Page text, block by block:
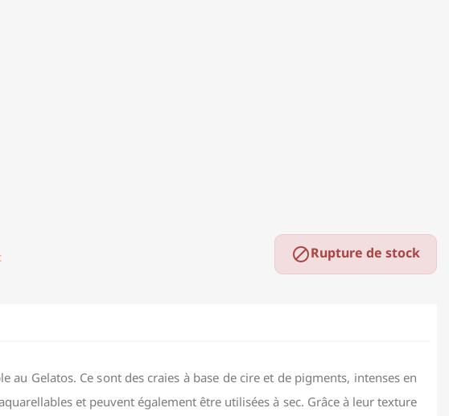
Rupture de stock
Gelatos. Ce sont des craies à base de cire et de pigments, intenses en
et peuvent également être utilisées à sec. Grâce à leur texture